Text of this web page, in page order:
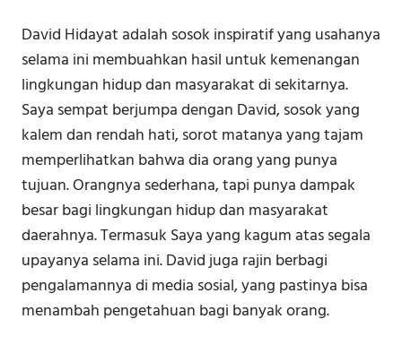
David Hidayat adalah sosok inspiratif yang usahanya
selama ini membuahkan hasil untuk kemenangan
lingkungan hidup dan masyarakat di sekitarnya.
Saya sempat berjumpa dengan David, sosok yang
kalem dan rendah hati, sorot matanya yang tajam
memperlihatkan bahwa dia orang yang punya
tujuan. Orangnya sederhana, tapi punya dampak
besar bagi lingkungan hidup dan masyarakat
daerahnya. Termasuk Saya yang kagum atas segala
upayanya selama ini. David juga rajin berbagi
pengalamannya di media sosial, yang pastinya bisa
menambah pengetahuan bagi banyak orang.